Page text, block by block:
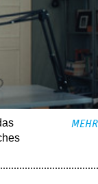
MEHR